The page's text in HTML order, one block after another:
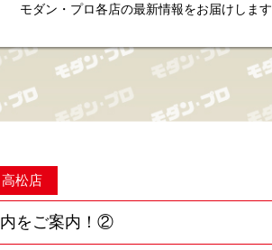
モダン・プロ各店の最新情報をお届けします
高松店
店内をご案内！②